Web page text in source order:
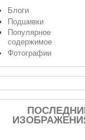
Блоги
Подшивки
Популярное
содержимое
Фотографии